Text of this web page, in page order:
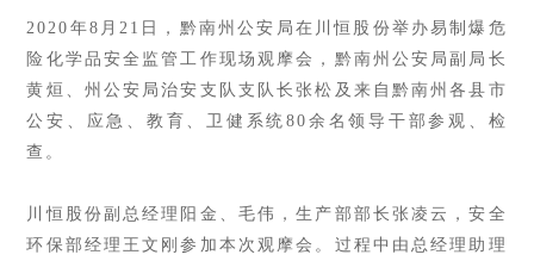
2020年8月21日，黔南州公安局在川恒股份举办易制爆危
险化学品安全监管工作现场观摩会，黔南州公安局副局长
黄烜、州公安局治安支队支队长张松及来自黔南州各县市
公安、应急、教育、卫健系统80余名领导干部参观、检
查。
川恒股份副总经理阳金、毛伟，生产部部长张凌云，安全
环保部经理王文刚参加本次观摩会。过程中由总经理助理